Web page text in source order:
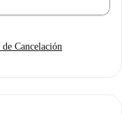
Cancelación